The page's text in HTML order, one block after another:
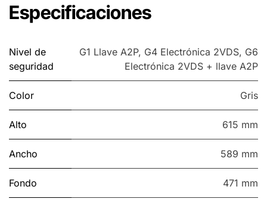
Especificaciones
Nivel de
seguridad
G1 Llave A2P, G4 Electrónica 2VDS, G6
Electrónica 2VDS + llave A2P
Color Gris
Alto 615 mm
Ancho 589 mm
Fondo 471 mm